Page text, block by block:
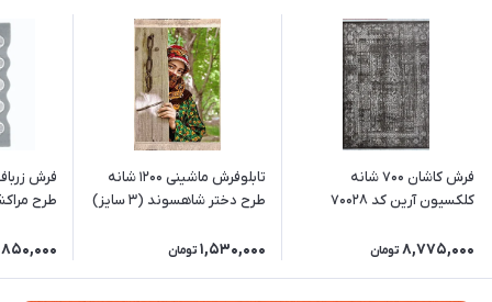
فرش کاشان 700 شانه
کلکسیون آرین کد 70028
(برجسته)
8,775,000 تومان
تابلوفرش ماشینی 1200 شانه
طرح دختر شاهسوند (3 سایز)
1,530,000 تومان
فرش
طرح